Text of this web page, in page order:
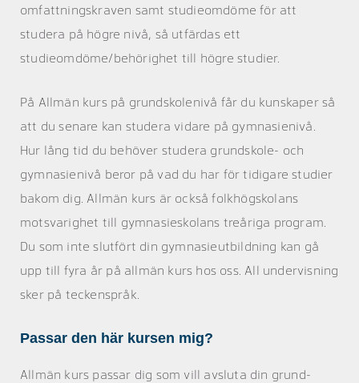
omfattningskraven samt studieomdöme för att
studera på högre nivå, så utfärdas ett
studieomdöme/behörighet till högre studier.
På Allmän kurs på grundskolenivå får du kunskaper så
att du senare kan studera vidare på gymnasienivå.
Hur lång tid du behöver studera grundskole- och
gymnasienivå beror på vad du har för tidigare studier
bakom dig. Allmän kurs är också folkhögskolans
motsvarighet till gymnasieskolans treåriga program.
Du som inte slutfört din gymnasieutbildning kan gå
upp till fyra år på allmän kurs hos oss. All undervisning
sker på teckenspråk.
Passar den här kursen mig?
Allmän kurs passar dig som vill avsluta din grund-